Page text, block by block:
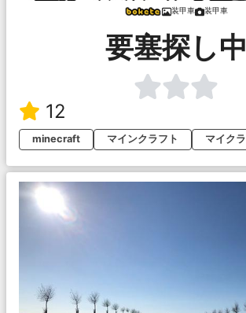
装甲車 装甲車
要塞探し中
12
minecraft
マインクラフト マイクラ